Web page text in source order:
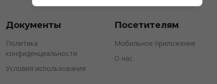
Документы
Политика
конфиденциальности
Условия использования
Посетителям
Мобильное приложение
О нас